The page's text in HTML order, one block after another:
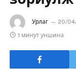
Урлаг 20/
1 минут уншина